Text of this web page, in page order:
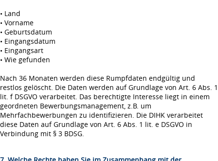
• Land
• Vorname
• Geburtsdatum
• Eingangsdatum
• Eingangsart
• Wie gefunden
Nach 36 Monaten werden diese Rumpfdaten endgültig und
restlos gelöscht. Die Daten werden auf Grundlage von Art. 6 Abs. 1
lit. f DSGVO verarbeitet. Das berechtigte Interesse liegt in einem
geordneten Bewerbungsmanagement, z.B. um
Mehrfachbewerbungen zu identifizieren. Die DIHK verarbeitet
diese Daten auf Grundlage von Art. 6 Abs. 1 lit. e DSGVO in
Verbindung mit § 3 BDSG.